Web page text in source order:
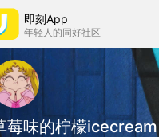
即刻App
年轻人的同好社区
莓味的柠檬icecream